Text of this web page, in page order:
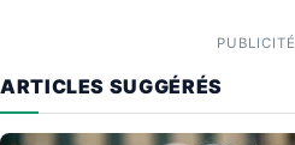
PUBLICITÉ
ARTICLES SUGGÉRÉS